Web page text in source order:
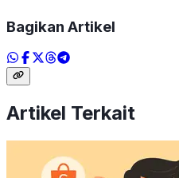
Bagikan Artikel
Artikel Terkait